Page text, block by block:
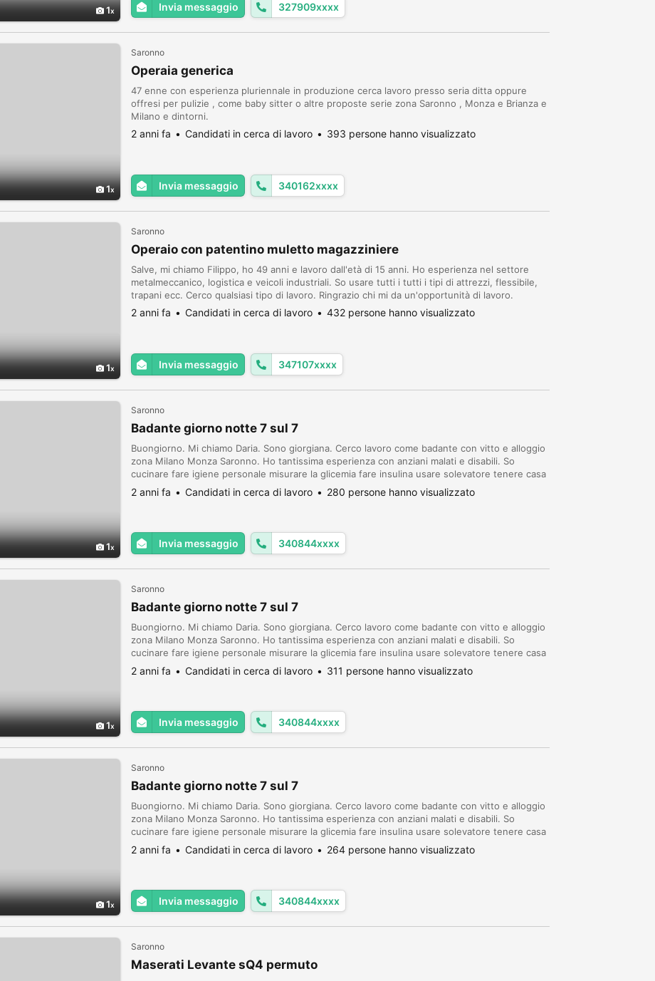
1 Invia messaggio 327909xxxx
1
Saronno
Operaia generica
47 enne con esperienza pluriennale in produzione cerca lavoro presso seria ditta oppure
offresi per pulizie , come baby sitter o altre proposte serie zona Saronno , Monza e Brianza e
Milano e dintorni.
2 anni fa Candidati in cerca di lavoro 393 persone hanno visualizzato
Invia messaggio 340162xxxx
1
Saronno
Operaio con patentino muletto magazziniere
Salve, mi chiamo Filippo, ho 49 anni e lavoro dall'età di 15 anni. Ho esperienza nel settore
metalmeccanico, logistica e veicoli industriali. So usare tutti i tutti i tipi di attrezzi, flessibile,
trapani ecc. Cerco qualsiasi tipo di lavoro. Ringrazio chi mi da un'opportunità di lavoro.
2 anni fa Candidati in cerca di lavoro 432 persone hanno visualizzato
Invia messaggio 347107xxxx
1
Saronno
Badante giorno notte 7 sul 7
Buongiorno. Mi chiamo Daria. Sono giorgiana. Cerco lavoro come badante con vitto e alloggio
zona Milano Monza Saronno. Ho tantissima esperienza con anziani malati e disabili. So
cucinare fare igiene personale misurare la glicemia fare insulina usare solevatore tenere casa
in ordine andare da medico o farmacista fare la spesa. Referenziata. Disponibile da sub...
2 anni fa Candidati in cerca di lavoro 280 persone hanno visualizzato
Invia messaggio 340844xxxx
1
Saronno
Badante giorno notte 7 sul 7
Buongiorno. Mi chiamo Daria. Sono giorgiana. Cerco lavoro come badante con vitto e alloggio
zona Milano Monza Saronno. Ho tantissima esperienza con anziani malati e disabili. So
cucinare fare igiene personale misurare la glicemia fare insulina usare solevatore tenere casa
in ordine andare da medico o farmacista fare la spesa. Referenziata. Disponibile da sub...
2 anni fa Candidati in cerca di lavoro 311 persone hanno visualizzato
Invia messaggio 340844xxxx
1
Saronno
Badante giorno notte 7 sul 7
Buongiorno. Mi chiamo Daria. Sono giorgiana. Cerco lavoro come badante con vitto e alloggio
zona Milano Monza Saronno. Ho tantissima esperienza con anziani malati e disabili. So
cucinare fare igiene personale misurare la glicemia fare insulina usare solevatore tenere casa
in ordine andare da medico o farmacista fare la spesa. Referenziata. Disponibile da sub...
2 anni fa Candidati in cerca di lavoro 264 persone hanno visualizzato
Invia messaggio 340844xxxx
Saronno
Maserati Levante sQ4 permuto